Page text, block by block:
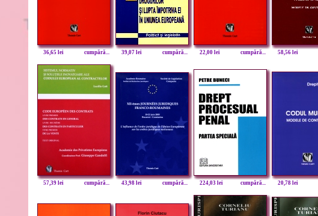
36,65 lei cumpără... 39,07 lei cumpără... 22,00 lei cumpără... 58,56 lei
57,39 lei cumpără... 43,98 lei cumpără... 224,03 lei cumpără... 20,78 lei